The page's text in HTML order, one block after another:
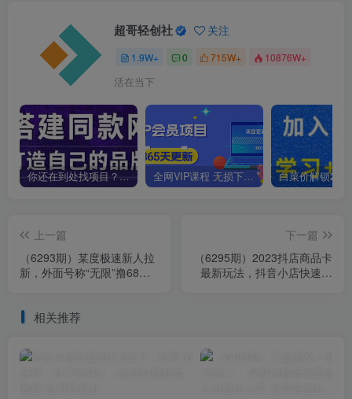
超哥轻创社 关注
1.9W+ 0 715W+ 10876W+
活在当下
你还在到处找项目？还在当韭菜？我靠卖项目一个月收入5万+，曾经我也是个失败者。 全网VIP课程 无损下载~
上一篇
（6293期）某度极速新人拉
新，外面号称“无限”撸68红
下一篇
（6295期）2023抖店商品卡
最新玩法，抖音小店快速起
相关推荐